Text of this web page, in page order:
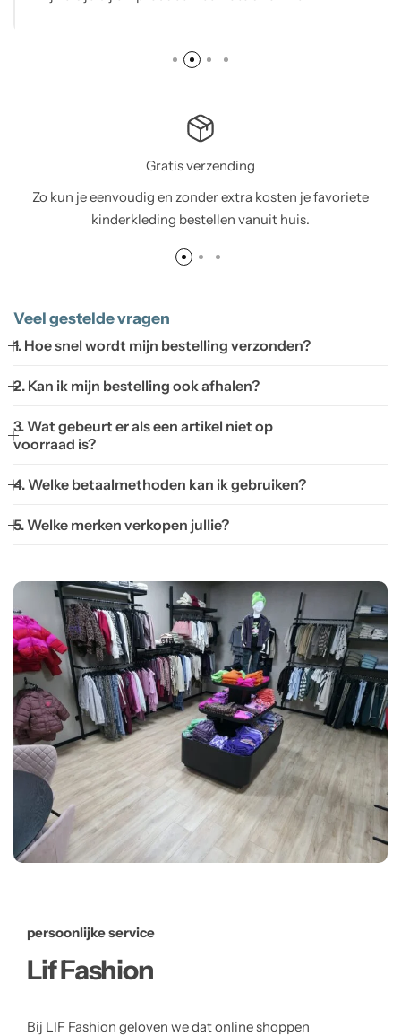
Gratis verzending
Zo kun je eenvoudig en zonder extra kosten je favoriete
kinderkleding bestellen vanuit huis.
Veel gestelde vragen
1. Hoe snel wordt mijn bestelling verzonden?
2. Kan ik mijn bestelling ook afhalen?
3. Wat gebeurt er als een artikel niet op
voorraad is?
4. Welke betaalmethoden kan ik gebruiken?
5. Welke merken verkopen jullie?
persoonlijke service
Lif Fashion
Bij LIF Fashion geloven we dat online shoppen